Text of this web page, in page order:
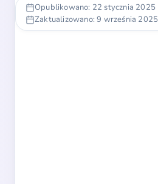
Opublikowano: 22 stycznia 2025
Zaktualizowano: 9 września 2025